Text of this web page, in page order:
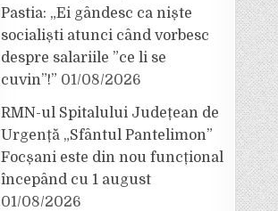
Pastia: „Ei gândesc ca niște
socialiști atunci când vorbesc
despre salariile ”ce li se
cuvin”!” 01/08/2026
RMN-ul Spitalului Județean de
Urgență „Sfântul Pantelimon”
Focșani este din nou funcțional
începând cu 1 august
01/08/2026